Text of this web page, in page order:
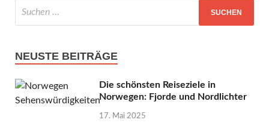
NEUSTE BEITRÄGE
Die schönsten Reiseziele in
Norwegen: Fjorde und Nordlichter
17. Mai 2025